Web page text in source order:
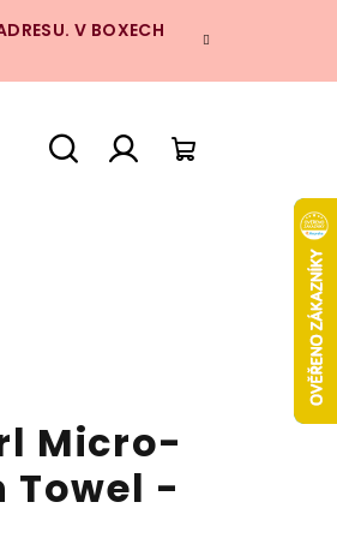
V BOXECH
Micro-
Towel -